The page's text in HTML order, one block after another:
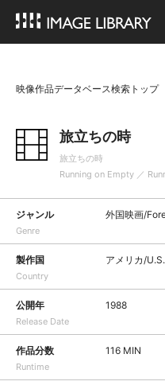
映像作品データベース検索トップ
旅立ちの時
旅立ちの時
Running on Empty ／
ジャンル
Genre
外国映画/
製作国
Country
アメリカ/
公開年
Release Date
1988
作品分数
Runtime
116 MIN